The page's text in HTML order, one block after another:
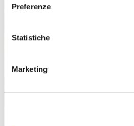
Preferenze
Statistiche
Marketing